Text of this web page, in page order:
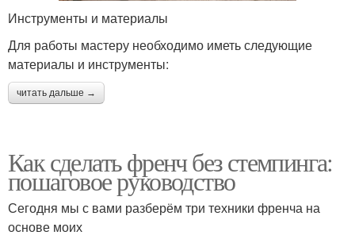
Инструменты и материалы
Для работы мастеру необходимо иметь следующие
материалы и инструменты:
читать дальше →
Как сделать френч без стемпинга:
пошаговое руководство
Сегодня мы с вами разберём три техники френча на
основе моих